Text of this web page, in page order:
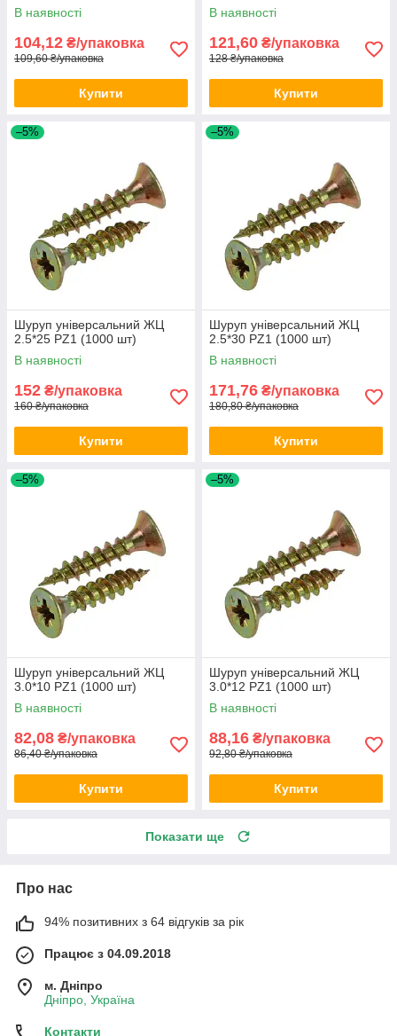
В наявності
104,12 ₴/упаковка
109,60 ₴/упаковка
Купити
В наявності
121,60 ₴/упаковка
128 ₴/упаковка
Купити
–5%
Шуруп універсальний ЖЦ
2.5*25 PZ1 (1000 шт)
В наявності
152 ₴/упаковка
160 ₴/упаковка
Купити
–5%
Шуруп універсальний ЖЦ
2.5*30 PZ1 (1000 шт)
В наявності
171,76 ₴/упаковка
180,80 ₴/упаковка
Купити
–5%
Шуруп універсальний ЖЦ
3.0*10 PZ1 (1000 шт)
В наявності
82,08 ₴/упаковка
86,40 ₴/упаковка
Купити
–5%
Шуруп універсальний ЖЦ
3.0*12 PZ1 (1000 шт)
В наявності
88,16 ₴/упаковка
92,80 ₴/упаковка
Купити
Показати ще
Про нас
94% позитивних з 64 відгуків за рік
Працює з 04.09.2018
м. Дніпро
Дніпро, Україна
Контакти